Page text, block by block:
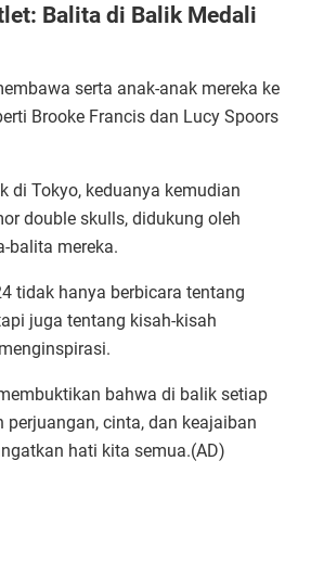
Balita di Balik Medali
serta anak-anak mereka ke
Brooke Francis dan Lucy Spoors
di Tokyo, keduanya kemudian
double skulls, didukung oleh
balita mereka.
tidak hanya berbicara tentang
juga tentang kisah-kisah
bahwa di balik setiap
perjuangan, cinta, dan keajaiban
hati kita semua.(AD)